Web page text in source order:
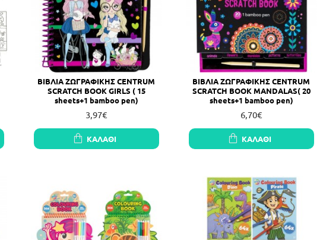
ΒΙΒΛΙΑ ΖΩΓΡΑΦΙΚΗΣ CENTRUM
SCRATCH BOOK GIRLS ( 15
sheets+1 bamboo pen)
3,97€
ΚΑΛΆΘΙ
ΒΙΒΛΙΑ ΖΩΓΡΑΦΙΚΗΣ CENTRUM
SCRATCH BOOK MANDALAS( 20
sheets+1 bamboo pen)
6,70€
ΚΑΛΆΘΙ